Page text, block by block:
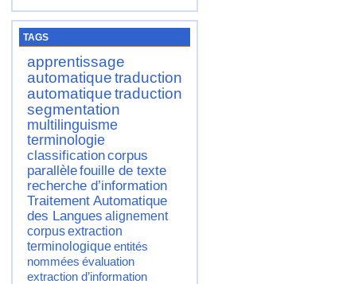
TAGS
apprentissage
automatiquetraduction
automatiquetraduction
segmentation
multilinguisme
terminologie
classificationcorpus
parallèlefouille de texte
recherche d’information
Traitement Automatique
des Langues alignement
corpusextraction
terminologiqueentités
nommées évaluation
extraction d’information